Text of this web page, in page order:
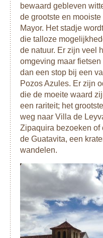
bewaard gebleven
de grootste en
Mayor. Het stadje
die talloze
de natuur. Er zijn veel
omgeving maar
dan een stop bij een
Pozos Azules. Er zijn
die de moeite waard
een rariteit; het
weg naar Villa de
Zipaquira bezoeken of
de Guatavita, een
wandelen.